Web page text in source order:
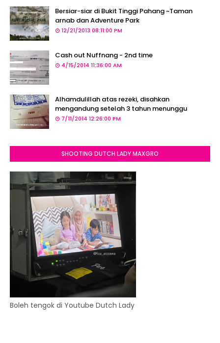
Bersiar-siar di Bukit Tinggi Pahang ~Taman
arnab dan Adventure Park
12/21/2013 08:11:00 PM
Cash out Nuffnang - 2nd time
4/15/2014 11:36:00 AM
Alhamdulillah atas rezeki, disahkan
mengandung setelah 3 tahun menunggu
7/11/2014 12:26:00 PM
SHOOTING DUTCH LADY MAXGRO
Boleh tengok di Youtube Dutch Lady